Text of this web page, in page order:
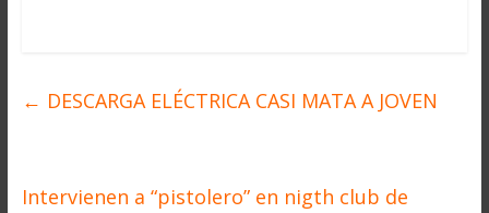
← DESCARGA ELÉCTRICA CASI MATA A JOVEN
Intervienen a “pistolero” en nigth club de